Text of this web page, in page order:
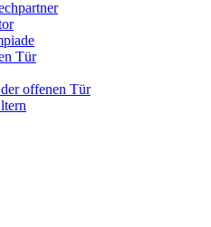
Tür
offenen Tür